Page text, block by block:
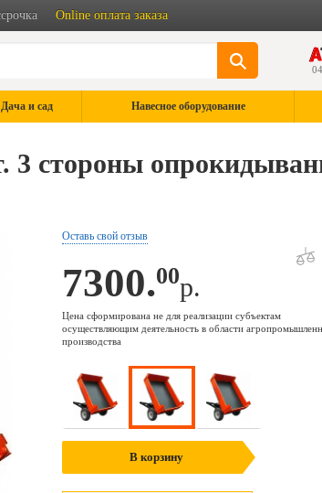
Online оплата заказа
Дача и сад Навесное оборудование
3 стороны
Оставь свой отзыв
7300.00р.
Цена сформирована не для реализации субъектам
осуществляющим деятельность в области
производства
В корзину